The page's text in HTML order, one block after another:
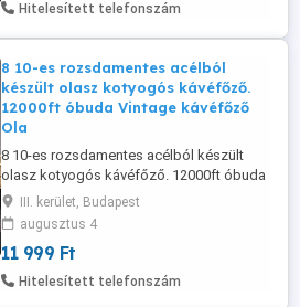
Hitelesített telefonszám
8 10-es rozsdamentes acélból
készült olasz kotyogós kávéfőző.
12000ft óbuda Vintage kávéfőző
Ola
8 10-es rozsdamentes acélból készült
olasz kotyogós kávéfőző. 12000ft óbuda
Vintage kávéfőző Olaszországban
készült személyesen óbudán lakcimemen
vagy előre fizetés után mpl
csomagautomatába +3000ft 36 50
1048272
III. kerület, Budapest
augusztus 4
11 999 Ft
Hitelesített telefonszám